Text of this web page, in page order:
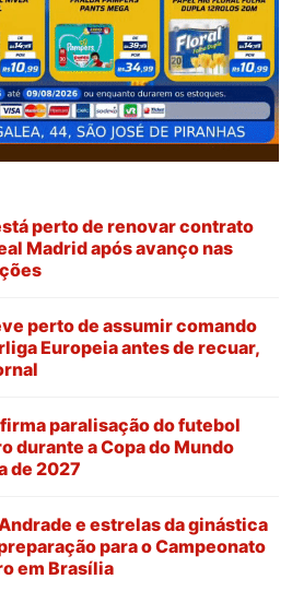
perto de renovar contrato
Madrid após avanço nas
perto de assumir comando
Europeia antes de recuar,
paralisação do futebol
durante a Copa do Mundo
de 2027
e estrelas da ginástica
para o Campeonato
em Brasília